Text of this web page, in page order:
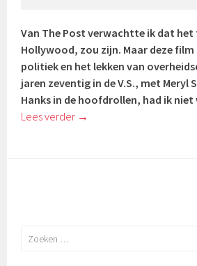
Van The Post verwachtte ik dat
Hollywood, zou zijn. Maar deze
politiek en het lekken van
jaren zeventig in de V.S., met Meryl
Hanks in de hoofdrollen, had ik niet
Lees verder →
Zoeken